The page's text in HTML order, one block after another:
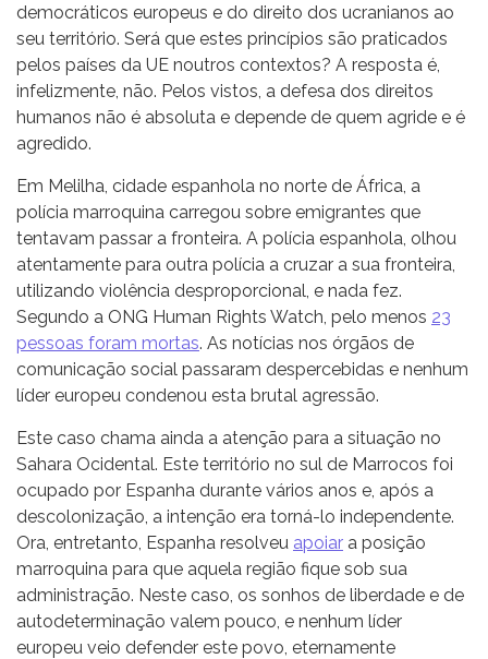
democráticos europeus e do direito dos ucranianos ao
seu território. Será que estes princípios são praticados
pelos países da UE noutros contextos? A resposta é,
infelizmente, não. Pelos vistos, a defesa dos direitos
humanos não é absoluta e depende de quem agride e é
agredido.
Em Melilha, cidade espanhola no norte de África, a
polícia marroquina carregou sobre emigrantes que
tentavam passar a fronteira. A polícia espanhola, olhou
atentamente para outra polícia a cruzar a sua fronteira,
utilizando violência desproporcional, e nada fez.
Segundo a ONG Human Rights Watch, pelo menos 23
pessoas foram mortas. As notícias nos órgãos de
comunicação social passaram despercebidas e nenhum
líder europeu condenou esta brutal agressão.
Este caso chama ainda a atenção para a situação no
Sahara Ocidental. Este território no sul de Marrocos foi
ocupado por Espanha durante vários anos e, após a
descolonização, a intenção era torná-lo independente.
Ora, entretanto, Espanha resolveu apoiar a posição
marroquina para que aquela região fique sob sua
administração. Neste caso, os sonhos de liberdade e de
autodeterminação valem pouco, e nenhum líder
europeu veio defender este povo, eternamente